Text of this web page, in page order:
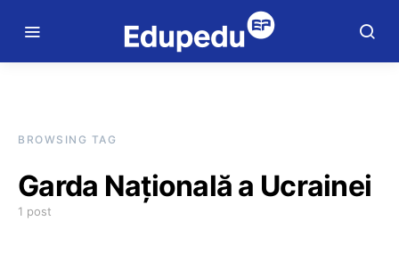
BROWSING TAG
Garda Naţională a Ucrainei
1 post